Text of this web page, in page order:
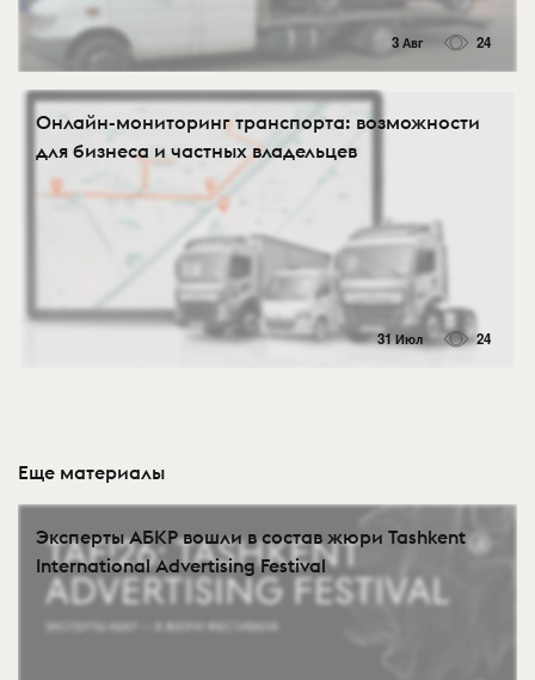
3 Авг 24
Онлайн-мониторинг транспорта: возможности
для бизнеса и частных владельцев
31 Июл 24
Еще материалы
Эксперты АБКР вошли в состав жюри Tashkent
International Advertising Festival